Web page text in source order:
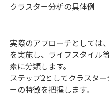
クラスター分析の具体例
実際のアプローチとしては
を実施し、ライフスタイル
素に分類します。
ステップ2としてクラスタ
ーの特徴を把握します。